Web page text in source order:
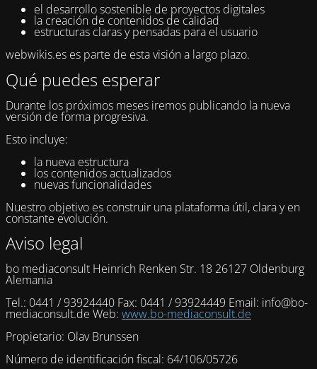
el desarrollo sostenible de proyectos digitales
la creación de contenidos de calidad
estructuras claras y pensadas para el usuario
webwikis.es es parte de esta visión a largo plazo.
Qué puedes esperar
Durante los próximos meses iremos publicando la nueva
versión de forma progresiva.
Esto incluye:
la nueva estructura
los contenidos actualizados
nuevas funcionalidades
Nuestro objetivo es construir una plataforma útil, clara y en
constante evolución.
Aviso legal
bo mediaconsult Heinrich Renken Str. 18 26127 Oldenburg
Alemania
Tel.: 0441 / 93924440 Fax: 0441 / 93924449 Email: info@bo-
mediaconsult.de Web: www.bo-mediaconsult.de
Propietario: Olav Brunssen
Número de identificación fiscal: 64/106/05726